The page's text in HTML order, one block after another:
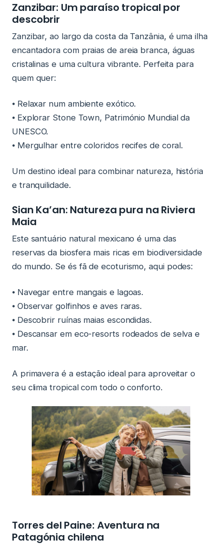
Zanzibar: Um paraíso tropical por
descobrir
Zanzibar, ao largo da costa da Tanzânia, é uma ilha
encantadora com praias de areia branca, águas
cristalinas e uma cultura vibrante. Perfeita para
quem quer:
⦁ Relaxar num ambiente exótico.
⦁ Explorar Stone Town, Património Mundial da
UNESCO.
⦁ Mergulhar entre coloridos recifes de coral.
Um destino ideal para combinar natureza, história
e tranquilidade.
Sian Ka’an: Natureza pura na Riviera
Maia
Este santuário natural mexicano é uma das
reservas da biosfera mais ricas em biodiversidade
do mundo. Se és fã de ecoturismo, aqui podes:
⦁ Navegar entre mangais e lagoas.
⦁ Observar golfinhos e aves raras.
⦁ Descobrir ruínas maias escondidas.
⦁ Descansar em eco-resorts rodeados de selva e
mar.
A primavera é a estação ideal para aproveitar o
seu clima tropical com todo o conforto.
Torres del Paine: Aventura na
Patagónia chilena